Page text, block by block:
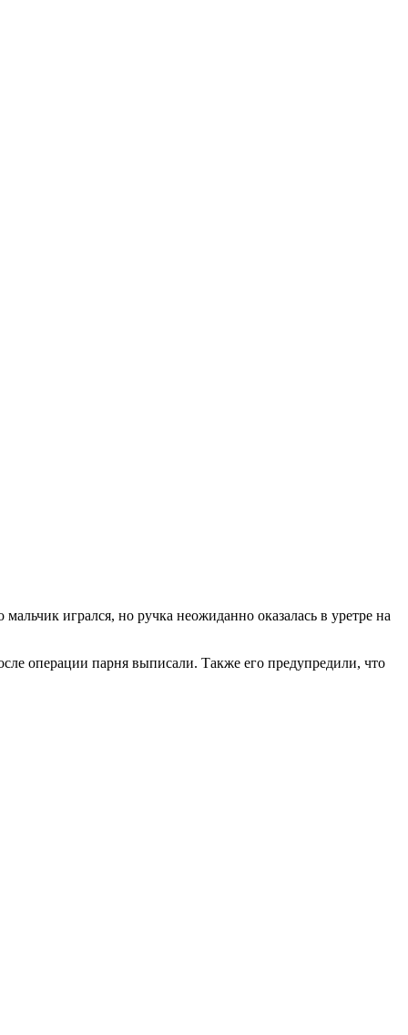
мальчик игрался, но ручка неожиданно оказалась в уретре на
операции парня выписали. Также его предупредили, что